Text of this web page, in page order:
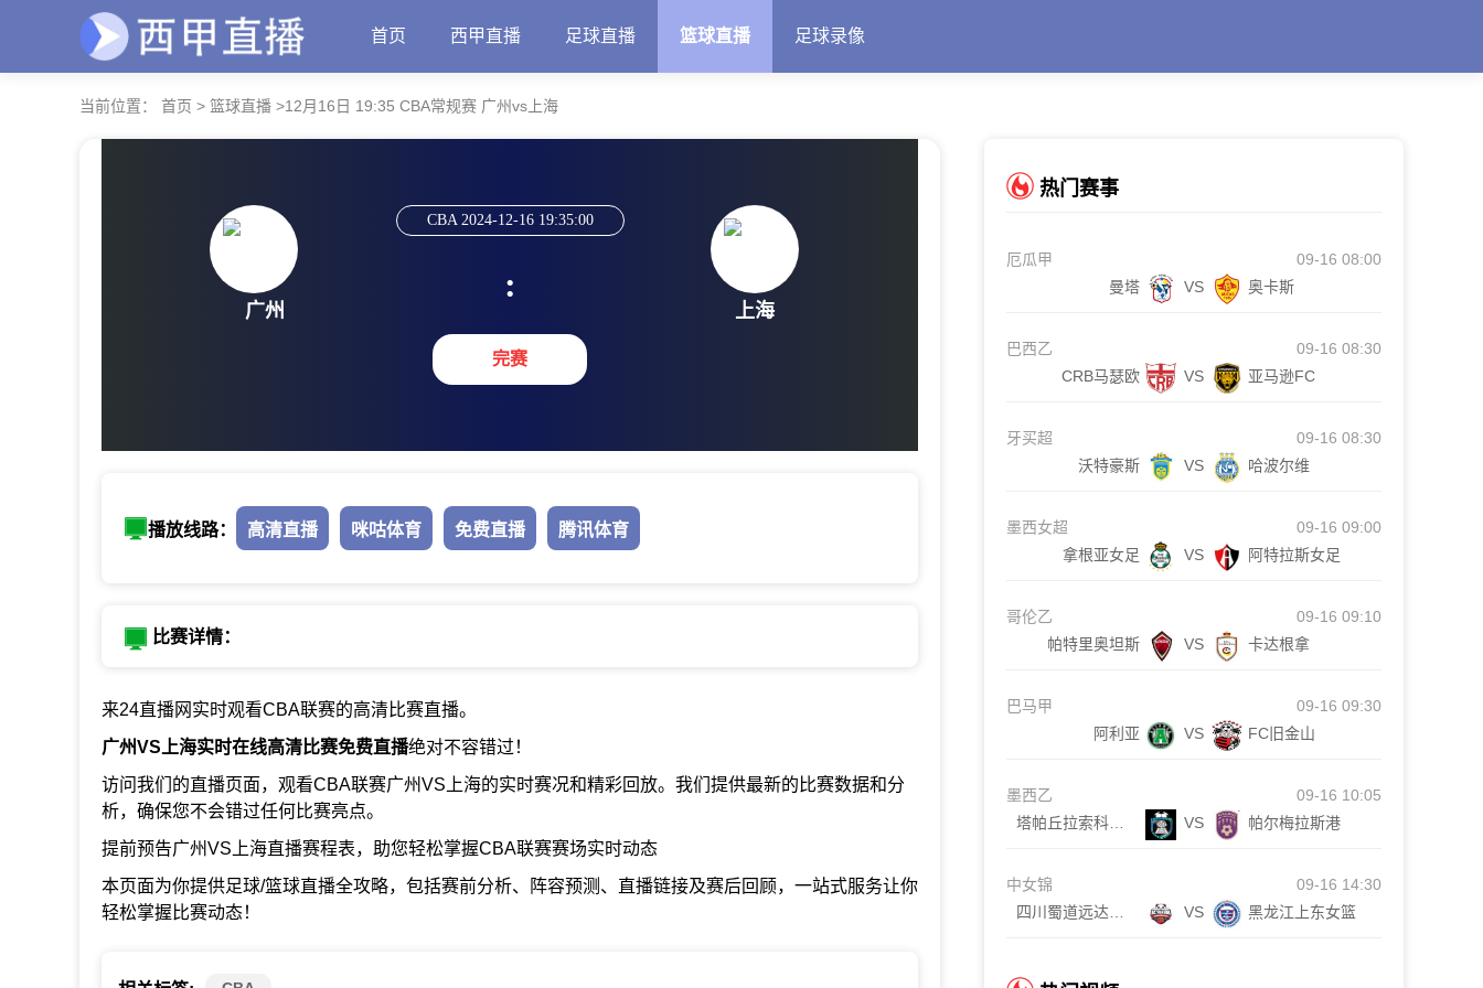
首页 西甲直播 足球直播 篮球直播 足球录像
当前位置： 首页 > 篮球直播 >12月16日 19:35 CBA常规赛 广州vs上海
广州
CBA 2024-12-16 19:35:00
:
完赛
上海
播放线路： 高清直播 咪咕体育 免费直播 腾讯体育
比赛详情：
来24直播网实时观看CBA联赛的高清比赛直播。
广州VS上海实时在线高清比赛免费直播绝对不容错过！
访问我们的直播页面，观看CBA联赛广州VS上海的实时赛况和精彩回放。我们提供最新的比赛数据和分
析，确保您不会错过任何比赛亮点。
提前预告广州VS上海直播赛程表，助您轻松掌握CBA联赛赛场实时动态
本页面为你提供足球/篮球直播全攻略，包括赛前分析、阵容预测、直播链接及赛后回顾，一站式服务让你
轻松掌握比赛动态！
热门赛事
厄瓜甲
09-16 08:00
曼塔
VS 奥卡斯
巴西乙
09-16 08:30
CRB马瑟欧
VS 亚马逊FC
牙买超
09-16 08:30
沃特豪斯
VS 哈波尔维
墨西女超
09-16 09:00
拿根亚女足
VS 阿特拉斯女足
哥伦乙
09-16 09:10
帕特里奥坦斯
VS 卡达根拿
巴马甲
09-16 09:30
阿利亚
VS FC旧金山
墨西乙
09-16 10:05
VS 帕尔梅拉斯港
中女锦
09-16 14:30
VS 黑龙江上东女篮